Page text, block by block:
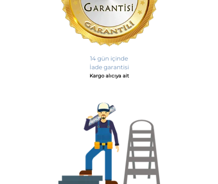
14 gün içinde
İade garantisi
Kargo alıcıya ait